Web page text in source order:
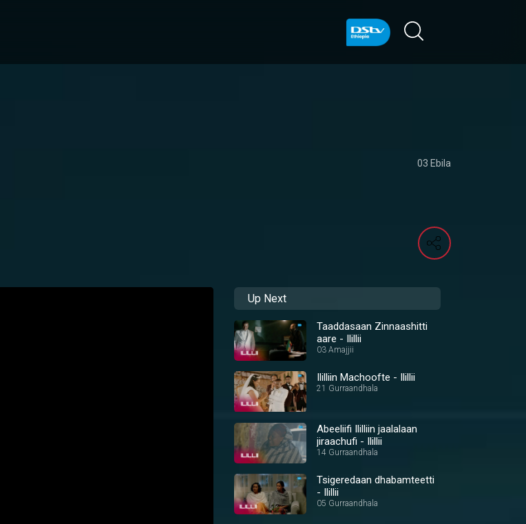
03 Ebila
Up Next
Taaddasaan Zinnaashitti
aare - Ilillii
03 Amajjii
Ililliin Machoofte - Ilillii
21 Gurraandhala
Abeeliifi Ililliin jaalalaan
jiraachufi - Ilillii
14 Gurraandhala
Tsigeredaan dhabamteetti
- Ilillii
05 Gurraandhala